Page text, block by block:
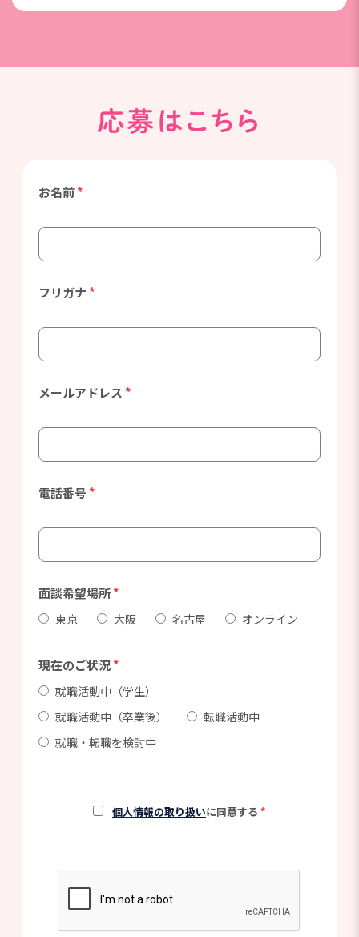
の派遣社員との違いは、DYMキャリアと無期限契約
お名前*
フリガナ *
メールアドレス *
電話番号 *
面談希望場所*
東京 大阪 名古屋 オンライン
現在のご状況*
就職活動中（学生）
就職活動中（卒業後）
転職活動中
就職・転職を検討中
個人情報の取り扱いに同意する *